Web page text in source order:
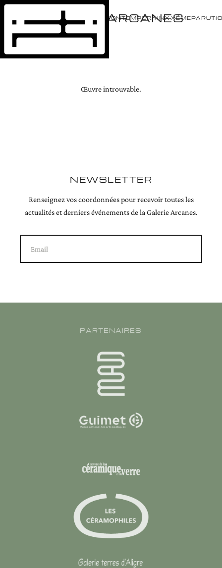
ÉVÈNEMENTS CONTEMPORAINXXÈME
GALERIE ARCANES
Œuvre introuvable.
NEWSLETTER
Renseignez vos coordonnées pour recevoir toutes les
actualités et derniers événements de la Galerie Arcanes.
Email
PARTENAIRES